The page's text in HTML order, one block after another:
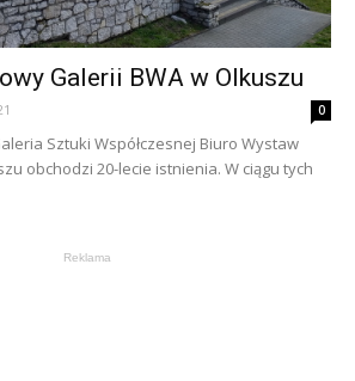
Galerii BWA w Olkuszu
0
Sztuki Współczesnej Biuro Wystaw
obchodzi 20-lecie istnienia. W ciągu tych
Reklama